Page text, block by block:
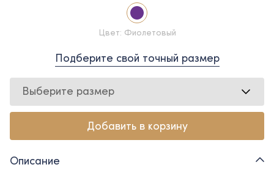
Цвет: Фиолетовый
Подберите свой точный размер
Выберите размер
Добавить в корзину
Описание